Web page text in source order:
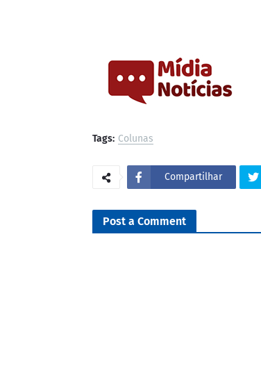
Tags: Colunas
Compartilhar
Post a Comment